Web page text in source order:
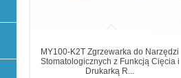
MY100-K2T Zgrzewarka do Narzędzi
Stomatologicznych z Funkcją Cięcia i
Drukarką R...